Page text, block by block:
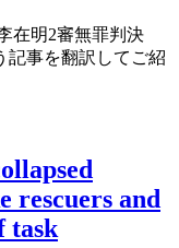
在明2審無罪判決
事を翻訳してご紹
rescuers and
task